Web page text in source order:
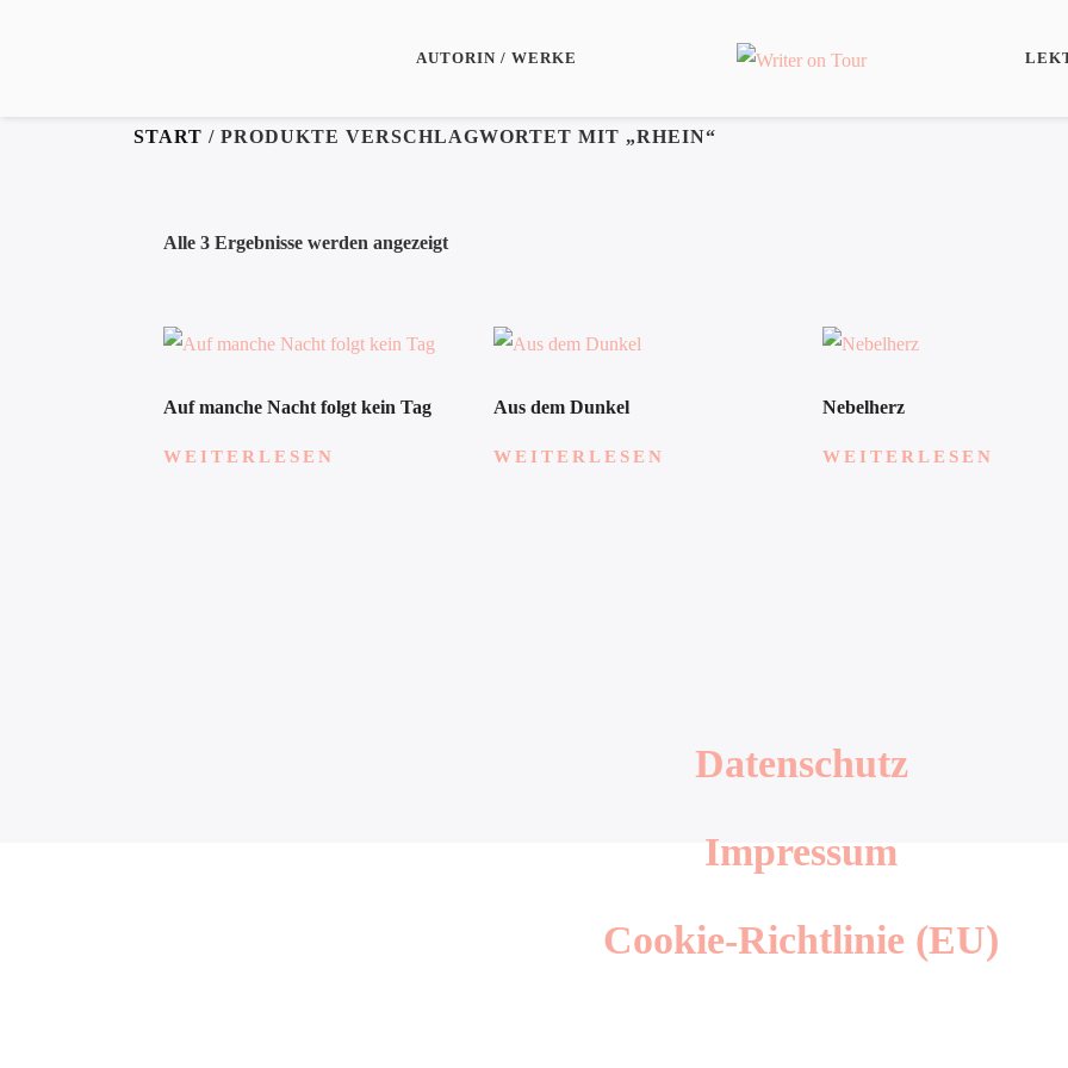
AUTORIN / WERKE
START / PRODUKTE VERSCHLAGWORTET MIT „RHEIN“
Alle 3 Ergebnisse werden angezeigt
Auf manche Nacht folgt kein Tag
WEITERLESEN
Aus dem Dunkel
WEITERLESEN
Nebelherz
WEITERLESEN
Datenschutz
Impressum
Cookie-Richtlinie (EU)